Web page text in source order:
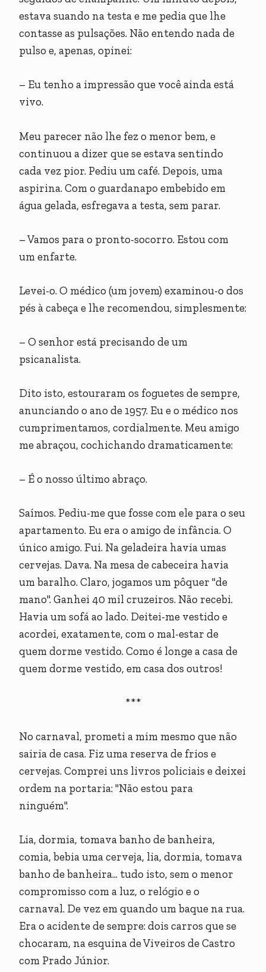
estava suando na testa e me pedia que lhe
contasse as pulsações. Não entendo nada de
pulso e, apenas, opinei:
– Eu tenho a impressão que você ainda está
vivo.
Meu parecer não lhe fez o menor bem, e
continuou a dizer que se estava sentindo
cada vez pior. Pediu um café. Depois, uma
aspirina. Com o guardanapo embebido em
água gelada, esfregava a testa, sem parar.
– Vamos para o pronto-socorro. Estou com
um enfarte.
Levei-o. O médico (um jovem) examinou-o dos
pés à cabeça e lhe recomendou, simplesmente:
– O senhor está precisando de um
psicanalista.
Dito isto, estouraram os foguetes de sempre,
anunciando o ano de 1957. Eu e o médico nos
cumprimentamos, cordialmente. Meu amigo
me abraçou, cochichando dramaticamente:
– É o nosso último abraço.
Saímos. Pediu-me que fosse com ele para o seu
apartamento. Eu era o amigo de infância. O
único amigo. Fui. Na geladeira havia umas
cervejas. Dava. Na mesa de cabeceira havia
um baralho. Claro, jogamos um pôquer "de
mano". Ganhei 40 mil cruzeiros. Não recebi.
Havia um sofá ao lado. Deitei-me vestido e
acordei, exatamente, com o mal-estar de
quem dorme vestido. Como é longe a casa de
quem dorme vestido, em casa dos outros!
***
No carnaval, prometi a mim mesmo que não
sairia de casa. Fiz uma reserva de frios e
cervejas. Comprei uns livros policiais e deixei
ordem na portaria: "Não estou para
ninguém".
Lia, dormia, tomava banho de banheira,
comia, bebia uma cerveja, lia, dormia, tomava
banho de banheira... tudo isto, sem o menor
compromisso com a luz, o relógio e o
carnaval. De vez em quando um baque na rua.
Era o acidente de sempre: dois carros que se
chocaram, na esquina de Viveiros de Castro
com Prado Júnior.